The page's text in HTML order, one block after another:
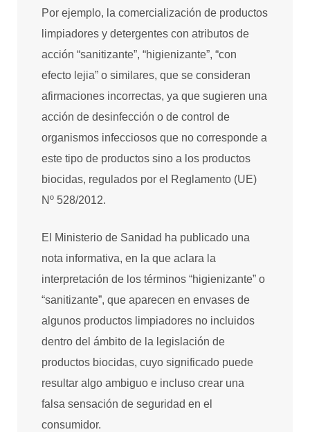
Por ejemplo, la comercialización de productos
limpiadores y detergentes con atributos de
acción “sanitizante”, “higienizante”, “con
efecto lejia” o similares, que se consideran
afirmaciones incorrectas, ya que sugieren una
acción de desinfección o de control de
organismos infecciosos que no corresponde a
este tipo de productos sino a los productos
biocidas, regulados por el Reglamento (UE)
Nº 528/2012.
El Ministerio de Sanidad ha publicado una
nota informativa, en la que aclara la
interpretación de los términos “higienizante” o
“sanitizante”, que aparecen en envases de
algunos productos limpiadores no incluidos
dentro del ámbito de la legislación de
productos biocidas, cuyo significado puede
resultar algo ambiguo e incluso crear una
falsa sensación de seguridad en el
consumidor.